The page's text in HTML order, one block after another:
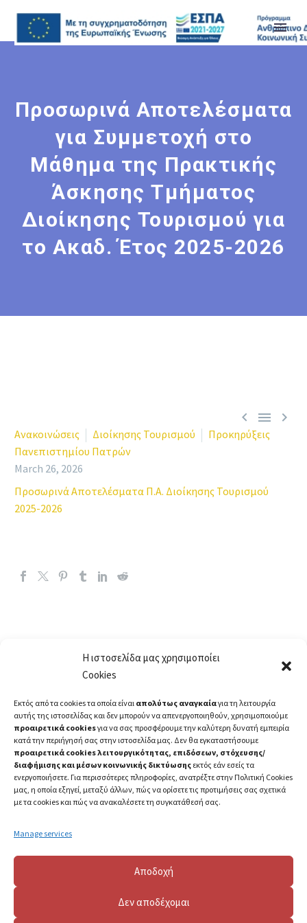
Η ιστοσελίδα μας χρησιμοποίει
Cookies
Εκτός από τα cookies τα οποία είναι απολύτως αναγκαίαγια τη λειτουργία
αυτής της ιστοσελίδας και δεν μπορούν να απενεργοποιηθούν, χρησιμοποιούμε
προαιρετικά cookiesγια να σας προσφέρουμε την καλύτερη δυνατή εμπειρία
κατά την περιήγησή σας στην ιστοσελίδα μας. Δεν θα εγκαταστήσουμε
προαιρετικά cookies λειτουργικότητας, επιδόσεων, στόχευσης/
διαφήμισης και μέσων κοινωνικής δικτύωσης εκτός εάν εσείς τα
ενεργοποιήσετε. Για περισσότερες πληροφορίες, ανατρέξτε στην Πολιτική Cookies
μας, η οποία εξηγεί, μεταξύ άλλων, πώς να ορίσετε τις προτιμήσεις σας σχετικά
με τα cookies και πώς να ανακαλέσετε τη συγκατάθεσή σας.
Manage services
Αποδοχή
Δεν αποδέχομαι
Προσωρινά Αποτελέσματα
για Συμμετοχή στο
Μάθημα της Πρακτικής
Άσκησης Τμήματος
Διοίκησης Τουρισμού για
το Ακαδ. Έτος 2025-2026
  
Ανακοινώσεις Διοίκησης Τουρισμού
Προκηρύξεις
Πανεπιστημίου Πατρών
March 26, 2026
Προσωρινά Αποτελέσματα Π.Α. Διοίκησης Τουρισμού
2025-2026